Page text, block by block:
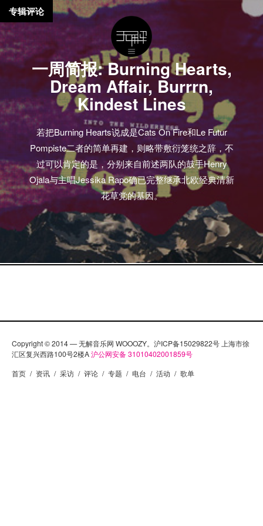
一周简报: Burning Hearts,
Dream Affair, Burrrn,
Kindest Lines
若把Burning Hearts说成是Cats On Fire和Le Futur
Pompiste二者的简单再建，则略带敷衍笼统之辞，不
过可以肯定的是，分别来自前述两队的鼓手Henry
Ojala与主唱Jessika Rapo确已完整继承北欧经典清新
花草党的基因。
专辑评论
Copyright © 2014 — 无解音乐网 WOOOZY。沪ICP备15029822号 上海市徐
汇区复兴西路100号2楼A沪公网安备 31010402001859号
首页 / 资讯 / 采访 / 评论 / 专题 / 电台 / 活动 / 歌单